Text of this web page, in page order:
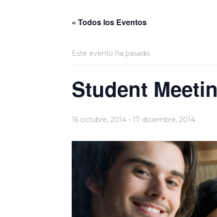
« Todos los Eventos
Este evento ha pasado.
Student
16 octubre, 2014 - 17 diciembre, 2014